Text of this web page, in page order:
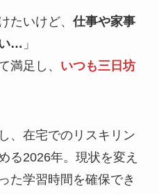
たいけど、 仕事や家事
… 」
満足し、 いつも三日坊
、在宅でのリスキリン
る2026年。現状を変え
た学習時間を確保でき